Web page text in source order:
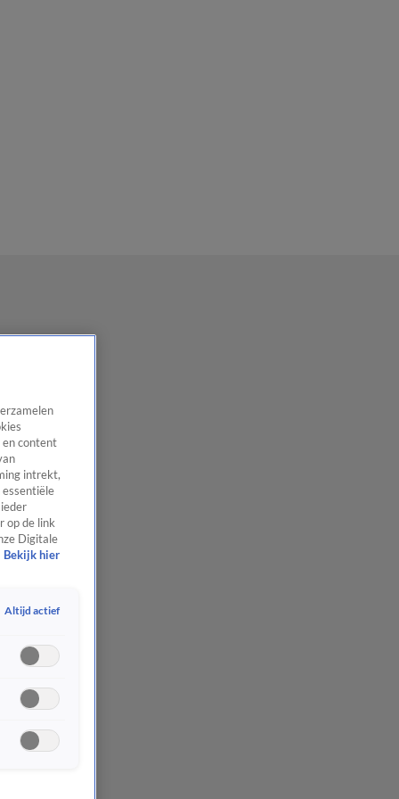
en content
intrekt,
op de link
Digitale
Bekijk hier
Altijd actief